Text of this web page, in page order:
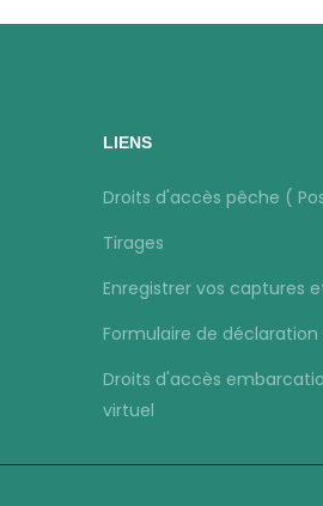
LIENS
Droits d'accès pêche (
Tirages
Enregistrer vos captures
Formulaire de déclaration
Droits d'accès
virtuel